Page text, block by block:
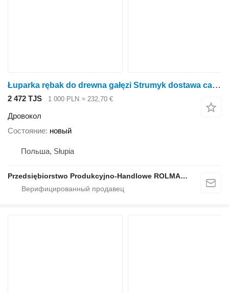
Łuparka rębak do drewna gałęzi Strumyk dostawa cała Polska
2 472 TJS 1 000 PLN ≈ 232,70 €
Дровокол
Состояние новый
Польша, Słupia
Przedsiębiorstwo Produkcyjno-Handlowe ROLMAPOL Marcin Dziekan